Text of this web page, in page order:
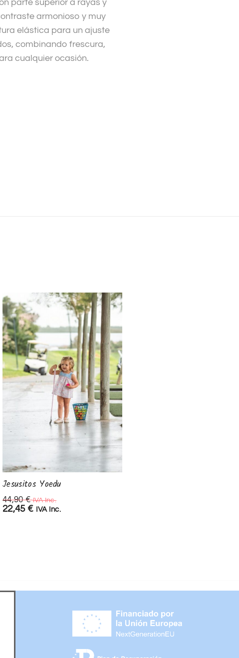
parte superior a rayas y
armonioso y muy
elástica para un ajuste
combinando frescura,
cualquier ocasión.
Jesusitos Yoedu
44,90€ IVA Inc.
22,45 € IVA Inc.